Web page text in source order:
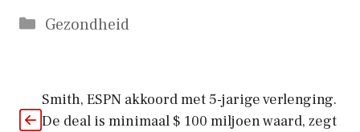
Categorieën
Gezondheid
Smith, ESPN akkoord met 5-jarige verlenging.
De deal is minimaal $ 100 miljoen waard, zegt